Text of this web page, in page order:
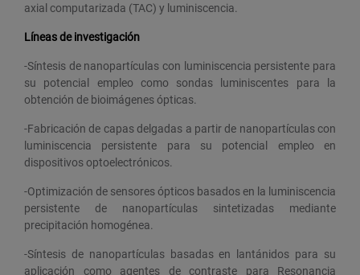
axial computarizada (TAC) y luminiscencia.
Líneas de investigación
-Síntesis de nanopartículas con luminiscencia persistente para
su potencial empleo como sondas luminiscentes para la
obtención de bioimágenes ópticas.
-Fabricación de capas delgadas a partir de nanopartículas con
luminiscencia persistente para su potencial empleo en
dispositivos optoelectrónicos.
-Optimización de sensores ópticos basados en la luminiscencia
persistente de nanopartículas sintetizadas mediante
precipitación homogénea.
-Síntesis de nanopartículas basadas en lantánidos para su
aplicación como agentes de contraste para Resonancia